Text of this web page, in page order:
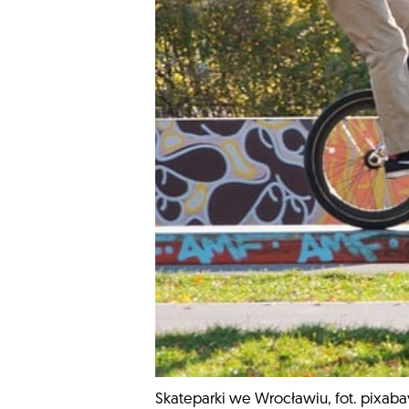
Skateparki we Wrocławiu, fot.